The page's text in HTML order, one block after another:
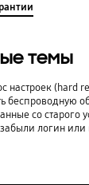
темы
настроек (hard
беспроводную
со старого
логин или